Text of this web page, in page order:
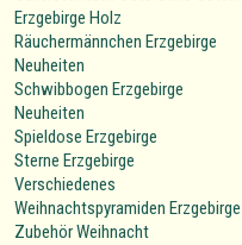
Erzgebirge Holz
Räuchermännchen Erzgebirge
Neuheiten
Schwibbogen Erzgebirge
Neuheiten
Spieldose Erzgebirge
Sterne Erzgebirge
Verschiedenes
Weihnachtspyramiden Erzgebirge
Zubehör Weihnacht